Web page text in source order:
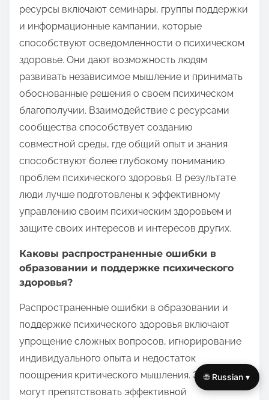
ресурсы включают семинары, группы поддержки
и информационные кампании, которые
способствуют осведомленности о психическом
здоровье. Они дают возможность людям
развивать независимое мышление и принимать
обоснованные решения о своем психическом
благополучии. Взаимодействие с ресурсами
сообщества способствует созданию
совместной среды, где общий опыт и знания
способствуют более глубокому пониманию
проблем психического здоровья. В результате
люди лучше подготовлены к эффективному
управлению своим психическим здоровьем и
защите своих интересов и интересов других.
Каковы распространенные ошибки в
образовании и поддержке психического
здоровья?
Распространенные ошибки в образовании и
поддержке психического здоровья включают
упрощение сложных вопросов, игнорирование
индивидуального опыта и недостаток
поощрения критического мышления. Эти ошибки
могут препятствовать эффективной
🌐 Russian ▾